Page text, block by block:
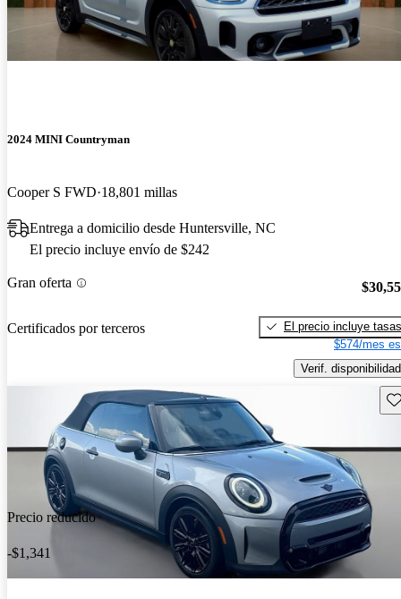
2024 MINI Countryman
Cooper S FWD 18,801 millas
Entrega a domicilio desde Huntersville, NC
El precio incluye envío de $242
Gran oferta
Certificados por terceros
El precio incluye tasas
$574/mes
Verif. disponibilidad
Precio reducido
-$1,341